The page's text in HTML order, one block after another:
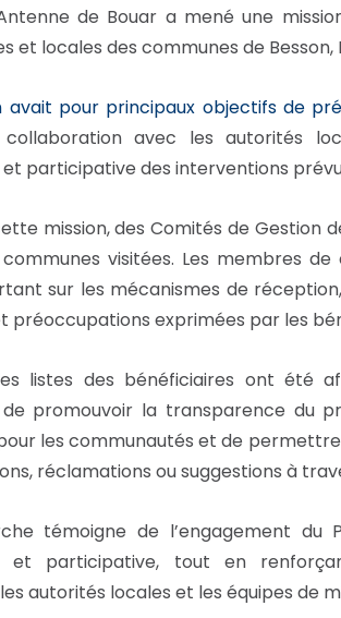
de Bouar a mené une
et locales des communes de
avait pour principaux objectifs de
avec les autorités
participative des interventions
mission, des Comités de Gestion
visitées. Les membres
sur les mécanismes de
préoccupations exprimées par les
listes des bénéficiaires ont été
promouvoir la transparence du
les communautés et de
réclamations ou suggestions à
témoigne de l’engagement du
et participative, tout en
autorités locales et les équipes de